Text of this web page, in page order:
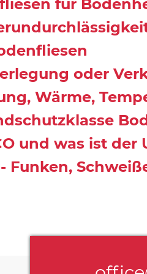
für
oder
Wärme,
und was ist
Funken,